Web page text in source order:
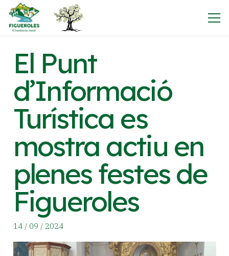
El Punt
d’Informació
Turística es
mostra actiu en
plenes festes de
Figueroles
14 / 09 / 2024